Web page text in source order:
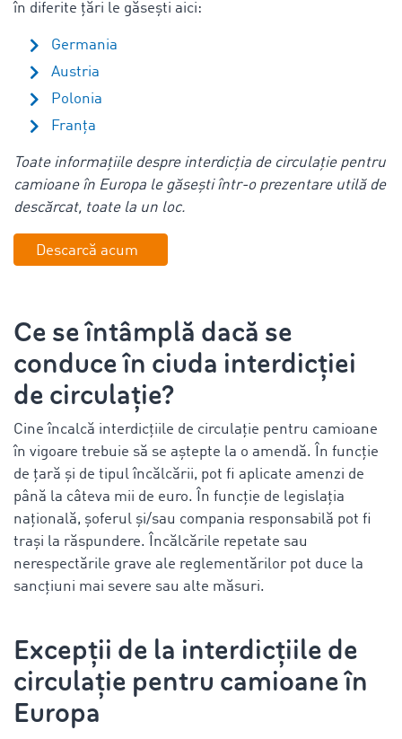
în diferite țări le găsești aici:
Germania
Austria
Polonia
Franța
Toate informațiile despre interdicția de circulație pentru
camioane în Europa le găsești într-o prezentare utilă de
descărcat, toate la un loc.
Descarcă acum
Ce se întâmplă dacă se
conduce în ciuda interdicției
de circulație?
Cine încalcă interdicțiile de circulație pentru camioane
în vigoare trebuie să se aștepte la o amendă. În funcție
de țară și de tipul încălcării, pot fi aplicate amenzi de
până la câteva mii de euro. În funcție de legislația
națională, șoferul și/sau compania responsabilă pot fi
trași la răspundere. Încălcările repetate sau
nerespectările grave ale reglementărilor pot duce la
sancțiuni mai severe sau alte măsuri.
Excepții de la interdicțiile de
circulație pentru camioane în
Europa